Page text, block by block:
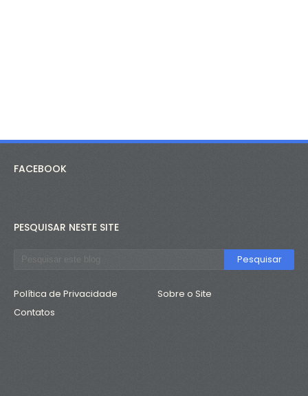
FACEBOOK
PESQUISAR NESTE SITE
Política de Privacidade
Sobre o Site
Contatos